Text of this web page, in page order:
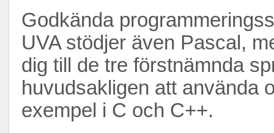
Godkända
UVA stödjer även Pascal,
dig till de tre förstnämnda
huvudsakligen att använda
exempel i C och C++.